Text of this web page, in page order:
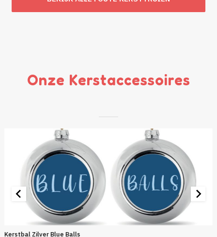
Onze Kerstaccessoires
Kerstbal Zilver Blue Balls